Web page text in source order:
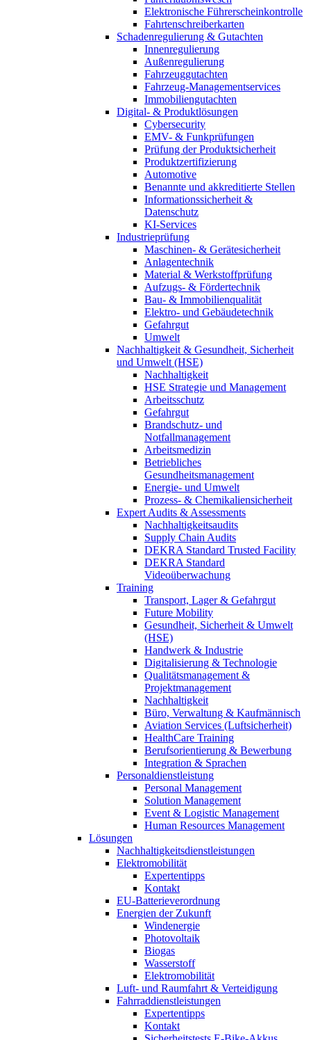
Elektronische Führerscheinkontrolle
Fahrtenschreiberkarten
Schadenregulierung & Gutachten
Innenregulierung
Außenregulierung
Fahrzeuggutachten
Fahrzeug-Managementservices
Immobiliengutachten
Digital- & Produktlösungen
Cybersecurity
EMV- & Funkprüfungen
Prüfung der Produktsicherheit
Produktzertifizierung
Automotive
Benannte und akkreditierte Stellen
Informationssicherheit &
Datenschutz
KI-Services
Industrieprüfung
Maschinen- & Gerätesicherheit
Anlagentechnik
Material & Werkstoffprüfung
Aufzugs- & Fördertechnik
Bau- & Immobilienqualität
Elektro- und Gebäudetechnik
Gefahrgut
Umwelt
Nachhaltigkeit & Gesundheit, Sicherheit
und Umwelt (HSE)
Nachhaltigkeit
HSE Strategie und Management
Arbeitsschutz
Gefahrgut
Brandschutz- und
Notfallmanagement
Arbeitsmedizin
Betriebliches
Gesundheitsmanagement
Energie- und Umwelt
Prozess- & Chemikaliensicherheit
Expert Audits & Assessments
Nachhaltigkeitsaudits
Supply Chain Audits
DEKRA Standard Trusted Facility
DEKRA Standard
Videoüberwachung
Training
Transport, Lager & Gefahrgut
Future Mobility
Gesundheit, Sicherheit & Umwelt
(HSE)
Handwerk & Industrie
Digitalisierung & Technologie
Qualitätsmanagement &
Projektmanagement
Nachhaltigkeit
Büro, Verwaltung & Kaufmännisch
Aviation Services (Luftsicherheit)
HealthCare Training
Berufsorientierung & Bewerbung
Integration & Sprachen
Personaldienstleistung
Personal Management
Solution Management
Event & Logistic Management
Human Resources Management
Lösungen
Nachhaltigkeitsdienstleistungen
Elektromobilität
Expertentipps
Kontakt
EU-Batterieverordnung
Energien der Zukunft
Windenergie
Photovoltaik
Biogas
Wasserstoff
Elektromobilität
Luft- und Raumfahrt & Verteidigung
Fahrraddienstleistungen
Expertentipps
Kontakt